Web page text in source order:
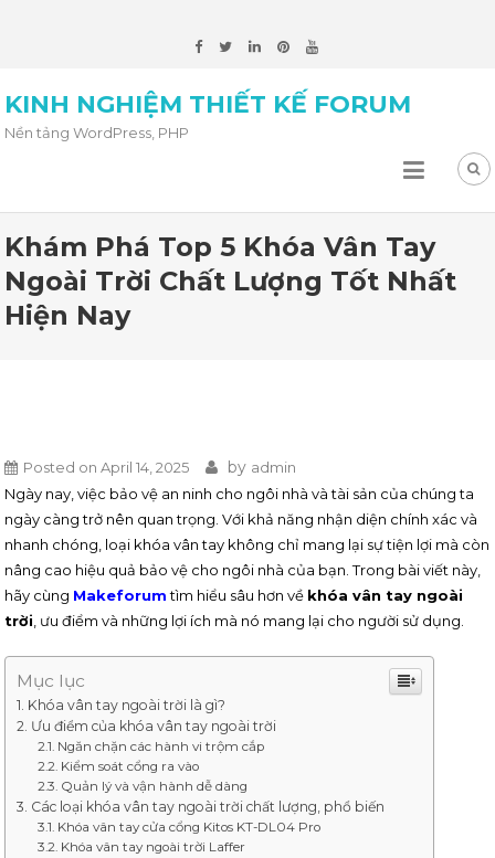
KINH NGHIỆM THIẾT KẾ FORUM
Nền tảng WordPress, PHP
Khám Phá Top 5 Khóa Vân Tay
Ngoài Trời Chất Lượng Tốt Nhất
Hiện Nay
Posted onApril 14, 2025 by admin
Ngày nay, việc bảo vệ an ninh cho ngôi nhà và tài sản của chúng ta
ngày càng trở nên quan trọng. Với khả năng nhận diện chính xác và
nhanh chóng, loại khóa vân tay không chỉ mang lại sự tiện lợi mà còn
nâng cao hiệu quả bảo vệ cho ngôi nhà của bạn. Trong bài viết này,
hãy cùng Makeforumtìm hiểu sâu hơn về khóa vân tay ngoài
trời , ưu điểm và những lợi ích mà nó mang lại cho người sử dụng.
Mục lục
Khóa vân tay ngoài trời là gì?
Ưu điểm của khóa vân tay ngoài trời
Ngăn chặn các hành vi trộm cắp
Kiểm soát cổng ra vào
Quản lý và vận hành dễ dàng
Các loại khóa vân tay ngoài trời chất lượng, phổ biến
Khóa vân tay cửa cổng Kitos KT-DL04 Pro
Khóa vân tay ngoài trời Laffer